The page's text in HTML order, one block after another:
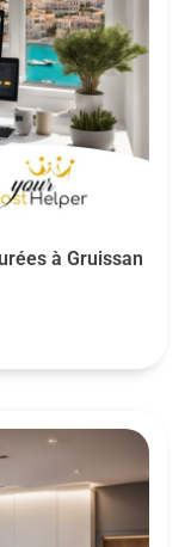
à Gruissan